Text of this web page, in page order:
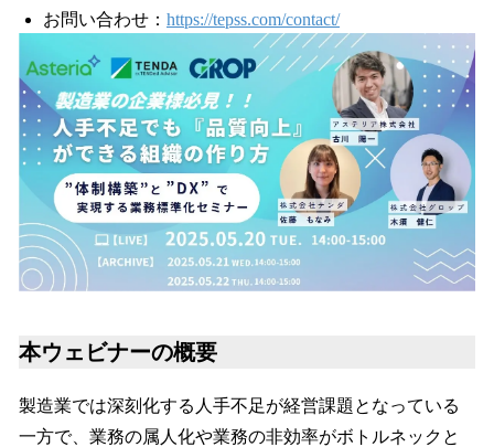
お問い合わせ： https://tepss.com/contact/
本ウェビナーの概要
製造業では深刻化する人手不足が経営課題となっている
一方で、業務の属人化や業務の非効率がボトルネックと